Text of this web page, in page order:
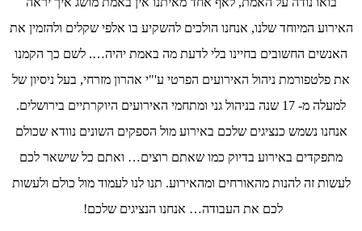
האירוע המיוחד שלנו, אנחנו הולכים להשקיע בו אלפי שקלים ולהזמין את
האנשים החשובים בחיינו בלי לדעת מה באמת יהיה…. לשם כך הקמנו
את פלטפורמת ניהול האירועים הפרטי ע'"י אהרון מזרחי, בעל ניסיון של
למעלה מ- 17 שנה בניהול גני ומתחמי האירועים היוקרתיים בירושלים.
אנחנו נשמש כנציגים שלכם באירוע מול הספקים השונים נוודא שכולם
מתפקדים באירוע בדיוק כמו שאתם רוצים… ואתם כל שישאר לכם
לעשות זה להנות מהאורחים ומהאירוע. תנו לנו לעמוד מול כולם ולעשות
לכם את העבודה… אנחנו הנציגים שלכם!